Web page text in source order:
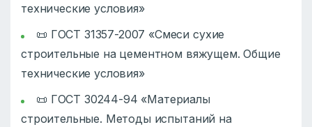
технические условия»
📜 ГОСТ 31357-2007 «Смеси сухие
строительные на цементном вяжущем. Общие
технические условия»
📜 ГОСТ 30244-94 «Материалы
строительные. Методы испытаний на